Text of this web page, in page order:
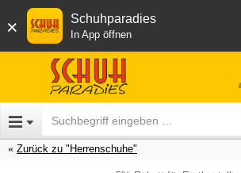
× Schuhparadies
In App öffnen
Zurück zu "Herrenschuhe"